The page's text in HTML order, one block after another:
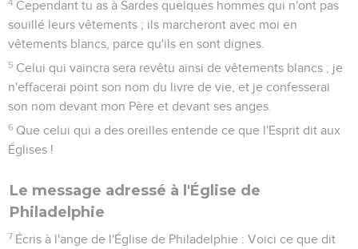
4 Cependant tu as à Sardes quelques hommes qui n'ont pas
souillé leurs vêtements ; ils marcheront avec moi en
vêtements blancs, parce qu'ils en sont dignes.
5 Celui qui vaincra sera revêtu ainsi de vêtements blancs ; je
n'effacerai point son nom du livre de vie, et je confesserai
son nom devant mon Père et devant ses anges.
6 Que celui qui a des oreilles entende ce que l'Esprit dit aux
Églises !
Le message adressé à l'Église de
Philadelphie
7 Écris à l'ange de l'Église de Philadelphie : Voici ce que dit